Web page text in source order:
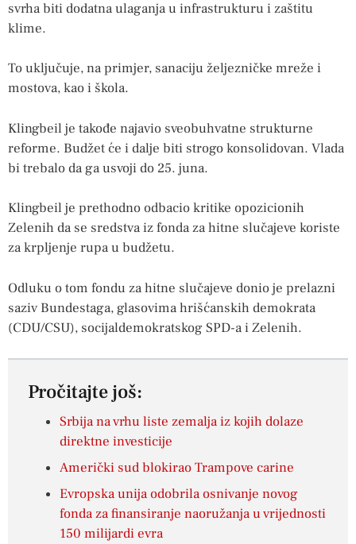
svrha biti dodatna ulaganja u infrastrukturu i zaštitu
klime.
To uključuje, na primjer, sanaciju željezničke mreže i
mostova, kao i škola.
Klingbeil je takođe najavio sveobuhvatne strukturne
reforme. Budžet će i dalje biti strogo konsolidovan. Vlada
bi trebalo da ga usvoji do 25. juna.
Klingbeil je prethodno odbacio kritike opozicionih
Zelenih da se sredstva iz fonda za hitne slučajeve koriste
za krpljenje rupa u budžetu.
Odluku o tom fondu za hitne slučajeve donio je prelazni
saziv Bundestaga, glasovima hrišćanskih demokrata
(CDU/CSU), socijaldemokratskog SPD-a i Zelenih.
Pročitajte još:
Srbija na vrhu liste zemalja iz kojih dolaze
direktne investicije
Američki sud blokirao Trampove carine
Evropska unija odobrila osnivanje novog
fonda za finansiranje naoružanja u vrijednosti
150 milijardi evra